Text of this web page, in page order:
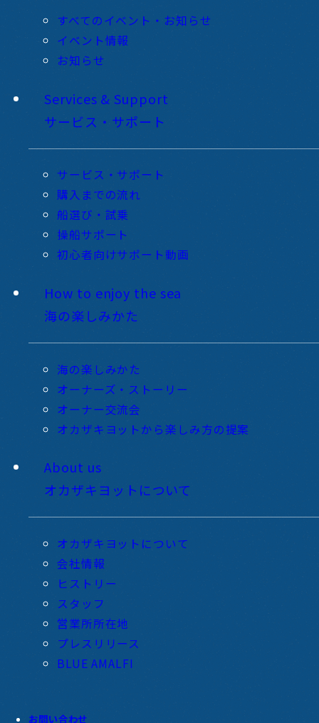
すべてのイベント・お知らせ
イベント情報
お知らせ
Services & Support
サービス・サポート
サービス・サポート
購入までの流れ
船選び・試乗
操船サポート
初心者向けサポート動画
How to enjoy the sea
海の楽しみかた
海の楽しみかた
オーナーズ・ストーリー
オーナー交流会
オカザキヨットから楽しみ方の提案
About us
オカザキヨットについて
オカザキヨットについて
会社情報
ヒストリー
スタッフ
営業所所在地
プレスリリース
BLUE AMALFI
お問い合わせ